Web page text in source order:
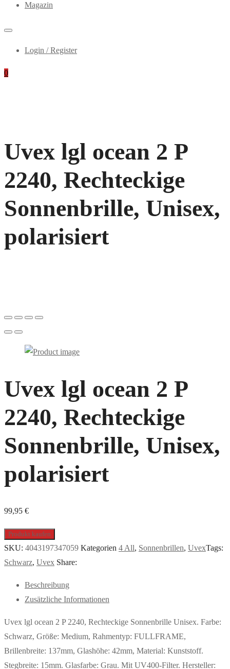
Magazin
Login / Register
0
Uvex lgl ocean 2 P
2240, Rechteckige
Sonnenbrille, Unisex,
polarisiert
Uvex lgl ocean 2 P
2240, Rechteckige
Sonnenbrille, Unisex,
polarisiert
99,95 €
Produkt kaufen
SKU: 4043197347059 Kategorien 4 All, Sonnenbrillen, UvexTags:
Schwarz, Uvex Share:
Beschreibung
Zusätzliche Informationen
Uvex lgl ocean 2 P 2240, Rechteckige Sonnenbrille Unisex. Farbe:
Schwarz, Größe: Medium, Rahmentyp: FULLFRAME,
Brillenbreite: 137mm, Glashöhe: 42mm, Material: Kunststoff.
Stegbreite: 15mm. Glasfarbe: Grau. Mit UV400-Filter. Hersteller: